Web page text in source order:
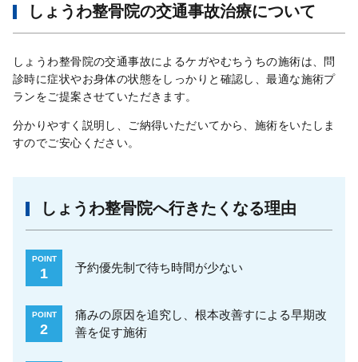
しょうわ整骨院の交通事故治療について
しょうわ整骨院の交通事故によるケガやむちうちの施術は、問
診時に症状やお身体の状態をしっかりと確認し、最適な施術プ
ランをご提案させていただきます。
分かりやすく説明し、ご納得いただいてから、施術をいたしま
すのでご安心ください。
しょうわ整骨院へ行きたくなる理由
POINT
1 予約優先制で待ち時間が少ない
POINT
2
痛みの原因を追究し、根本改善すによる早期改
善を促す施術